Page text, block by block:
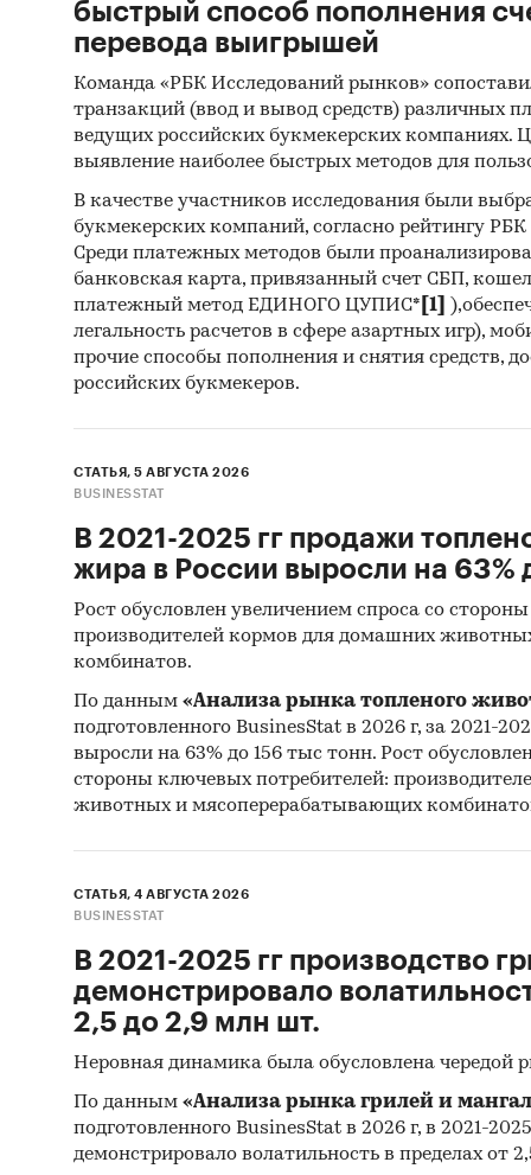
быстрый способ пополнения
перевода выигрышей
Команда «РБК Исследований рынков»
транзакций (ввод и вывод средств) различных
ведущих российских букмекерских компаниях.
выявление наиболее быстрых методов для
В качестве участников исследования были
букмекерских компаний, согласно рейтингу
Среди платежных методов были
банковская карта, привязанный счет СБП,
платежный метод ЕДИНОГО ЦУПИС* [1]
легальность расчетов в сфере азартных игр),
прочие способы пополнения и снятия средств,
российских букмекеров.
СТАТЬЯ, 5 АВГУСТА 2026
BUSINESSTAT
В 2021-2025 гг продажи
жира в России выросли на 63%
Рост обусловлен увеличением спроса со
производителей кормов для домашних
комбинатов.
По данным «Анализа рынка топленого
подготовленного BusinesStat в 2026 г, за 2021-
выросли на 63% до 156 тыс тонн. Рост
стороны ключевых потребителей:
животных и мясоперерабатывающих
СТАТЬЯ, 4 АВГУСТА 2026
BUSINESSTAT
В 2021-2025 гг производство
демонстрировало
2,5 до 2,9 млн шт.
Неровная динамика была обусловлена чередой
По данным «Анализа рынка грилей и
подготовленного BusinesStat в 2026 г, в 2021-
демонстрировало волатильность в пределах от